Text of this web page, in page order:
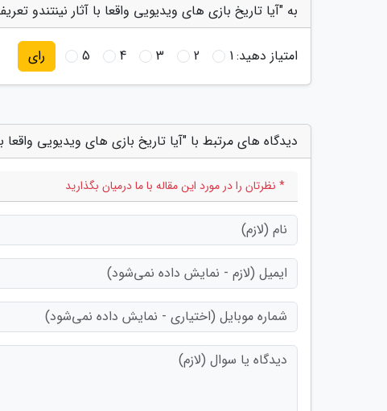
به "آیا تاریخ بازی های ویدیویی واقعا با آثار نینتندو
امتیاز دهید:1
2
3
4
5 رای
دیدگاه های مرتبط با "آیا تاریخ بازی های ویدیویی واقعا
* نظرتان را در مورد این مقاله با ما درمیان بگذارید